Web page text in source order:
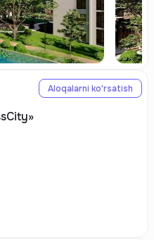
Aloqalarni ko'rsatish